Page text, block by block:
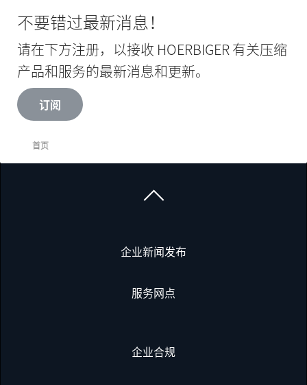
不要错过最新消息！
请在下方注册，以接收 HOERBIGER 有关压缩
产品和服务的最新消息和更新。
订阅
首页
企业新闻发布
服务网点
企业合规